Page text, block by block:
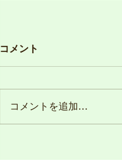
コメント
コメントを追加…